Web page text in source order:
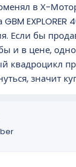
в Х-
EXPLORER
Если бы
и в цене,
квадроцикл
значит